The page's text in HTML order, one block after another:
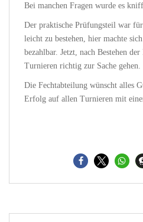
Bei manchen Fragen wurde es
Der praktische Prüfungsteil war
leicht zu bestehen, hier machte
bezahlbar. Jetzt, nach Bestehen
Turnieren richtig zur Sache gehen.
Die Fechtabteilung wünscht alles
Erfolg auf allen Turnieren mit